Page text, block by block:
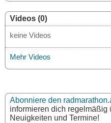
Videos (0)
keine Videos
Mehr Videos
Abonniere den
informieren dich regelmäßig
Neuigkeiten und Termine!